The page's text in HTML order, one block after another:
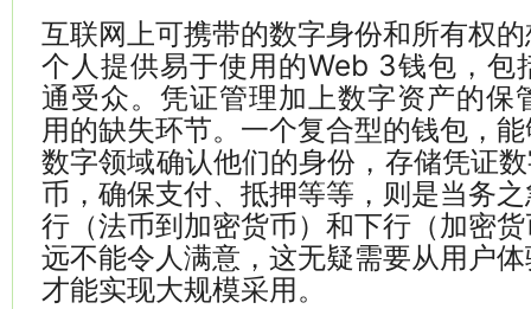
互联网上可携带的数字身份和所有权
个人提供易于使用的Web 3钱包，包
通受众。凭证管理加上数字资产的保
用的缺失环节。一个复合型的钱包，
数字领域确认他们的身份，存储凭证
币，确保支付、抵押等等，则是当务
行（法币到加密货币）和下行（加密
远不能令人满意，这无疑需要从用户
才能实现大规模采用。